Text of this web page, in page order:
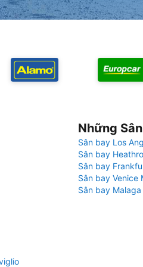
Những
Sân bay Los
Sân bay
Sân bay
Sân bay Venice
Sân bay Malaga